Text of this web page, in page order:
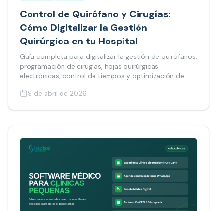
Control de Quirófano y Cirugías:
Cómo Digitalizar la Gestión
Quirúrgica en tu Hospital
Guía completa para digitalizar la gestión de quirófanos:
programación de cirugías, hojas quirúrgicas
electrónicas, control de tiempos y optimización de
9 de abril de 2026